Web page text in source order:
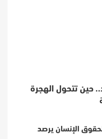
حين تتحول الهجرة
الإنسان يرصد